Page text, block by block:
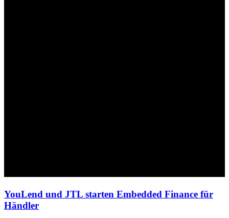
YouLend und JTL starten Embedded Finance für
Händler